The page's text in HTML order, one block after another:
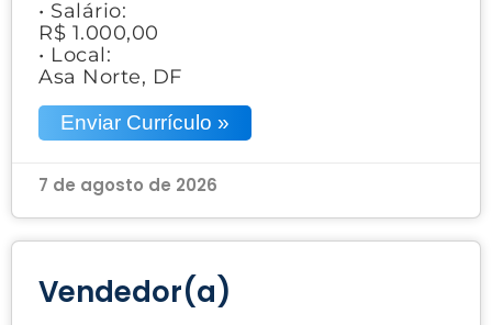
• Salário:
R$ 1.000,00
• Local:
Asa Norte, DF
Enviar Currículo »
7 de agosto de 2026
Vendedor(a)